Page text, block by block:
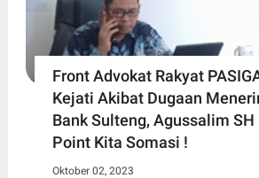
Front Advokat Rakyat
Kejati Akibat Dugaan
Bank Sulteng, Agussalim SH
Point Kita Somasi !
Oktober 02, 2023